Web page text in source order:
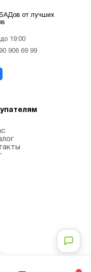
БАДов от лучших
19:00
906 69 99